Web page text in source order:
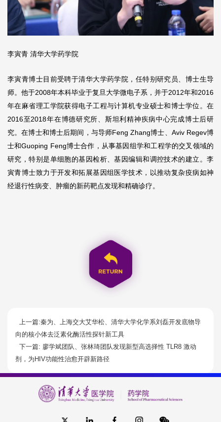
李寅青 清华大学药学院
李寅青博士目前受聘于清华大学药学院，任特别研究员、博士生导
师。他于2008年本科毕业于复旦大学微电子系，并于2012年和2016
年在麻省理工学院获得电子工程与计算机专业硕士和博士学位。在
2016至2018年在博德研究所、斯坦利精神疾病中心完成博士后研
究。在博士和博士后期间，与导师Feng Zhang博士、Aviv Regev博
士和Guoping Feng博士合作，从事基因组学和工程学的交叉领域的
研究，特别是单细胞的基因检析、基因编辑和调控技术的建立。李
寅青博士致力于开发和拓展基因组医学技术，以推动复杂疫病如神
经退行性病变、肿瘤的新药靶点发现和精确诊疗。
上一篇:秦为、上海交大艾华松、清华大学化学系刘磊开发底物导
向的核小体去泛素化酶活性探针新工具
下一篇: 廖学斌团队、张林琦团队发现新型高选择性 TLR8 激动
剂，为HIV功能性治愈开辟新路径